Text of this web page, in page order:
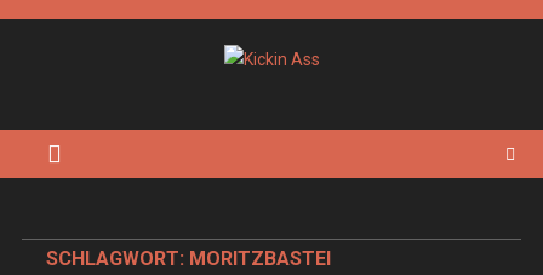
SCHLAGWORT: MORITZBASTEI